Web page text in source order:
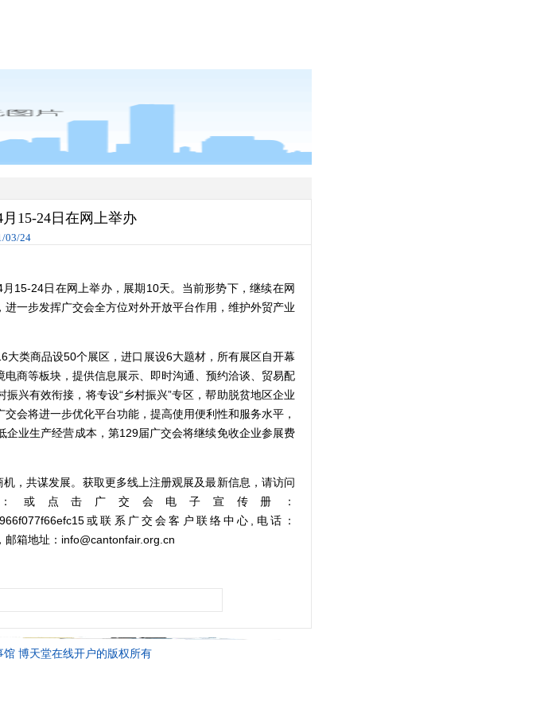
15-24日在网上举办
03/24
15-24日在网上举办，展期10天。当前形势下，继续在网
一步发挥广交会全方位对外开放平台作用，维护外贸产业
类商品设50个展区，进口展设6大题材，所有展区自开幕
商等板块，提供信息展示、即时沟通、预约洽谈、贸易配
兴有效衔接，将专设“乡村振兴”专区，帮助脱贫地区企业
会将进一步优化平台功能，提高使用便利性和服务水平，
业生产经营成本，第129届广交会将继续免收企业参展费
，共谋发展。 获取更多线上注册观展及最新信息，请访问
或点击广交会电子宣传册：
或联系广交会客户联络中心
,电话：
箱地址： info@cantonfair.org.cn
博天堂在线开户的版权所有